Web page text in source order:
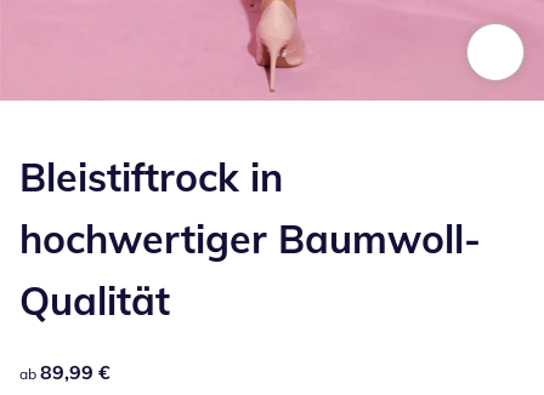
Bleistiftrock in
hochwertiger Baumwoll-
Qualität
89,99 €
ab 89,99 €